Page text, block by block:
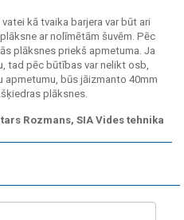
kā tvaika barjera var būt ari
ar nolīmētām šuvēm. Pēc
plāksnes priekš apmetuma. Ja
tad pēc būtības var nelikt osb,
apmetumu, būs jāizmanto 40mm
plāksnes.
Rozmans, SIA Vides tehnika